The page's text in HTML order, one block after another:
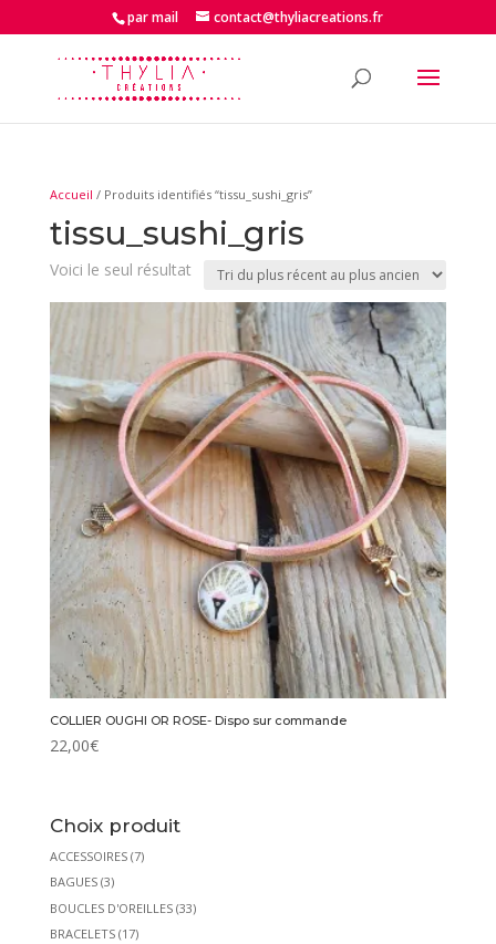
par mail contact@thyliacreations.fr
Accueil / Produits identifiés “tissu_sushi_gris”
tissu_sushi_gris
Voici le seul résultat
COLLIER OUGHI OR ROSE- Dispo sur commande
22,00€
Choix produit
ACCESSOIRES (7)
BAGUES (3)
BOUCLES D'OREILLES (33)
BRACELETS (17)